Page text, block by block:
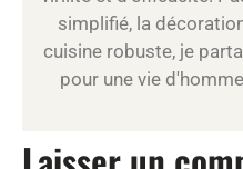
simplifié, la
cuisine robuste, je
pour une vie